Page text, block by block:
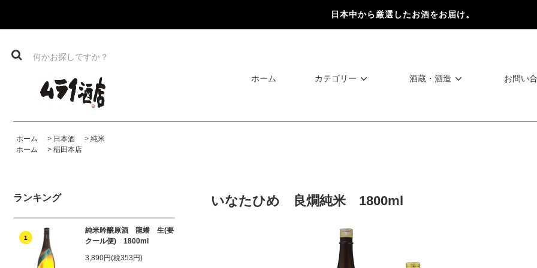
日本中から厳選したお酒をお届け。
ホーム カテゴリー 酒蔵・酒造 お問い
ホーム > 日本酒 > 純米
ホーム
> 稲田本店
ランキング
1
純米吟醸原酒 龍蟠 生(要
クール便) 1800ml
3,890円(税353円)
いなたひめ 良燗純米 1800ml